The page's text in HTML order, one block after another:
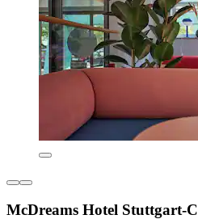
McDreams Hotel Stuttgart-